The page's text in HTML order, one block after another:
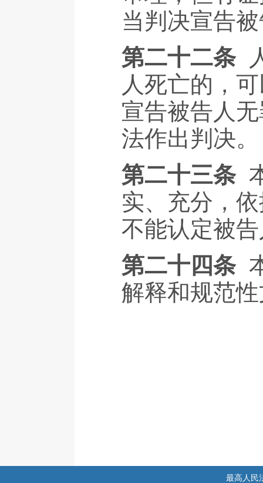
当判决宣告
第二十二条
人死亡的，
宣告被告人
法作出判决。
第二十三条
实、充分，
不能认定被
第二十四条
解释和规范
最高人民